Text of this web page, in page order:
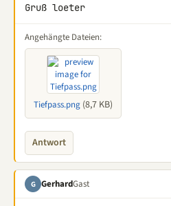
Gruß loeter
Angehängte Dateien:
Tiefpass.png (8,7 KB)
Antwort
G GerhardGast